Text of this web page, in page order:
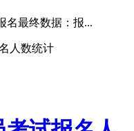
名最终数据：报...
人数统计